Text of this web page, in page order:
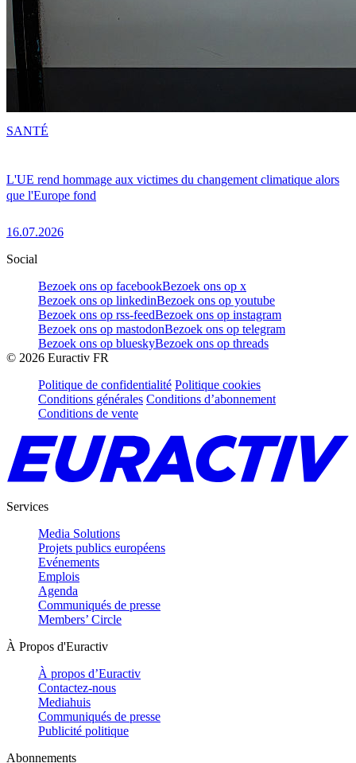
L'UE rend hommage aux victimes du changement climatique alors
que l'Europe fond
16.07.2026
SANTÉ
Social
Bezoek ons op facebookBezoek ons op x
Bezoek ons op linkedinBezoek ons op youtube
Bezoek ons op rss-feedBezoek ons op instagram
Bezoek ons op mastodonBezoek ons op telegram
Bezoek ons op blueskyBezoek ons op threads
© 2026 Euractiv FR
Politique de confidentialité Politique cookies
Conditions générales Conditions d’abonnement
Conditions de vente
Services
Media Solutions
Projets publics européens
Evénements
Emplois
Agenda
Communiqués de presse
Members’ Circle
À Propos d'Euractiv
À propos d’Euractiv
Contactez-nous
Mediahuis
Communiqués de presse
Publicité politique
Abonnements